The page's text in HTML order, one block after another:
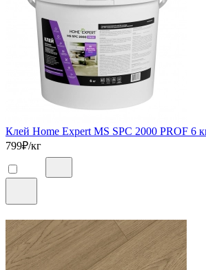
Клей Home Expert MS SPC 2000 PROF 6
799₽/кг